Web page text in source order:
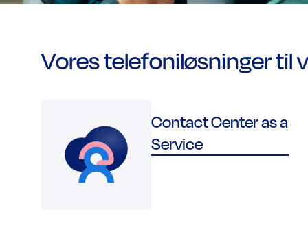
Vores telefoniløsninger til
Contact Center as a
Service